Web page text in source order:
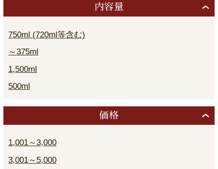
内容量
750ml (720ml等含む)
～375ml
1,500ml
500ml
価格
1,001～3,000
3,001～5,000